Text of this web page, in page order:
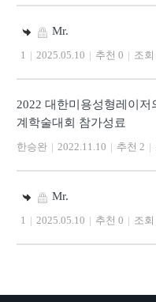
Mr.
1 | 2025.05.10 | 추천 0 | 조회
2022 대한미용성형레이
계학술대회 참가성료
한승완 | 2022.11.10 | 추천 2 |
Mr.
1 | 2025.05.10 | 추천 0 | 조회